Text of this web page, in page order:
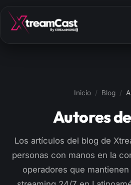
Inicio / Blog /
Autores
Los artículos del blog de
personas con manos en la
operadores que